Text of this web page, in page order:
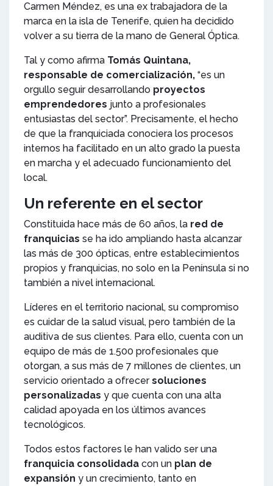
Carmen Méndez, es una ex trabajadora de la
marca en la isla de Tenerife, quien ha decidido
volver a su tierra de la mano de General Óptica.
Tal y como afirma Tomás Quintana,
responsable de comercialización, “es un
orgullo seguir desarrollando proyectos
emprendedores junto a profesionales
entusiastas del sector”. Precisamente, el hecho
de que la franquiciada conociera los procesos
internos ha facilitado en un alto grado la puesta
en marcha y el adecuado funcionamiento del
local.
Un referente en el sector
Constituida hace más de 60 años, la red de
franquicias se ha ido ampliando hasta alcanzar
las más de 300 ópticas, entre establecimientos
propios y franquicias, no solo en la Península si no
también a nivel internacional.
Líderes en el territorio nacional, su compromiso
es cuidar de la salud visual, pero también de la
auditiva de sus clientes. Para ello, cuenta con un
equipo de más de 1.500 profesionales que
otorgan, a sus más de 7 millones de clientes, un
servicio orientado a ofrecersoluciones
personalizadas y que cuenta con una alta
calidad apoyada en los últimos avances
tecnológicos.
Todos estos factores le han valido ser una
franquicia consolidada con un plan de
expansión y un crecimiento, tanto en